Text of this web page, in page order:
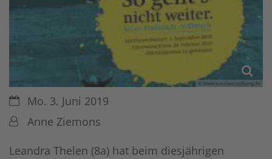
© www.koerber-stiftung.de
Datum:Mo. 3. Juni 2019
Von:Anne Ziemons
Leandra Thelen (8a) hat beim diesjährigen